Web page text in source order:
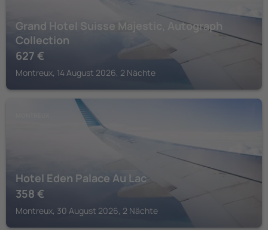
Grand Hotel Suisse Majestic, Autograph
Collection
627 €
Montreux, 14 August 2026, 2 Nächte
Hotel Eden Palace Au Lac
358 €
Montreux, 30 August 2026, 2 Nächte